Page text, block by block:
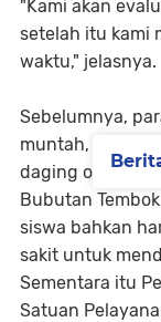
"Kami akan
setelah itu kami
waktu," jelasnya.
Sebelumnya,
muntah, hingga
daging olahan
Bubutan
siswa bahkan
sakit untuk
Sementara itu
Satuan